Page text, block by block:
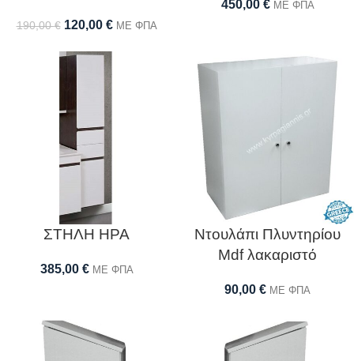
190,00€ 120,00 € ΜΕ ΦΠΑ
450,00 € ΜΕ ΦΠΑ
ΣΤΗΛΗ ΗΡΑ
385,00 € ΜΕ ΦΠΑ
Ντουλάπι Πλυντηρίου
Mdf λακαριστό
90,00 € ΜΕ ΦΠΑ